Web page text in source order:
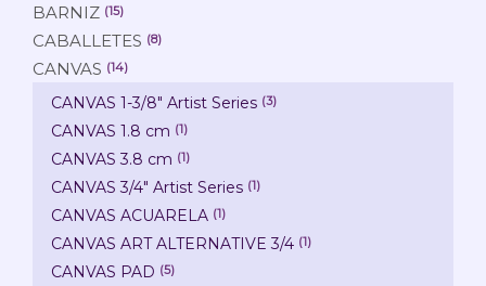
BARNIZ (15)
CABALLETES (8)
CANVAS (14)
CANVAS 1-3/8" Artist Series (3)
CANVAS 1.8 cm (1)
CANVAS 3.8 cm (1)
CANVAS 3/4" Artist Series (1)
CANVAS ACUARELA (1)
CANVAS ART ALTERNATIVE 3/4 (1)
CANVAS PAD (5)